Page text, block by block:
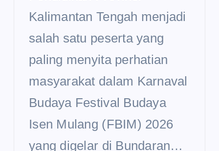
Kalimantan Tengah menjadi
salah satu peserta yang
paling menyita perhatian
masyarakat dalam Karnaval
Budaya Festival Budaya
Isen Mulang (FBIM) 2026
yang digelar di Bundaran…